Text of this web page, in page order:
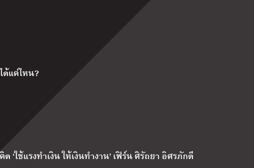
ด้แค่ไหน?
‘ใช้แรงทำเงิน ให้เงินทำงาน’ เฟิร์น ศิรัถยา อิศรภักดี